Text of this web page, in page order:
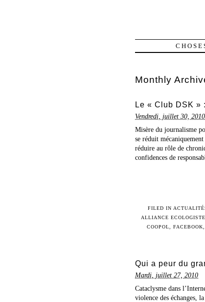
Monthly
Le « Club DSK »
Vendredi, juillet 30, 2010
Misère du journalisme
se réduit
réduire au rôle de
confidences de
FILED IN
ALLIANCE
COOPOL
FACEBOOK
Qui a peur du
Mardi, juillet 27, 2010
Cataclysme dans
violence des échanges,